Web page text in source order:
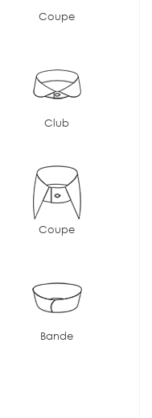
Coupe
Club
Coupe
Bande